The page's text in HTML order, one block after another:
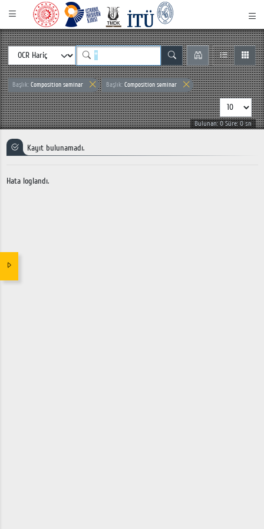
Başlık: Composition seminar Başlık: Composition seminar
Bulunan: 0 Süre: 0 sn
Kayıt bulunamadı.
Hata loglandı.